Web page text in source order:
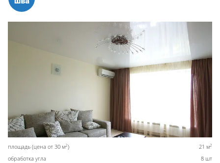
площадь (цена от 30 м2) 21 м2
обработка угла 8 шт